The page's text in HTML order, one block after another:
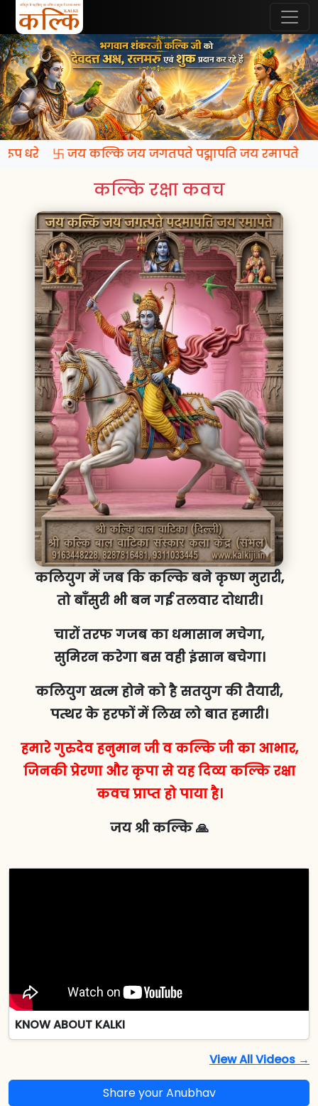
धरे 卐 जय कल्कि जय जगतपते पद्मापति जय रमापते
कल्कि रक्षा कवच
कलियुग में जब कि कल्कि बने कृष्ण मुरारी,
तो बाँसुरी भी बन गई तलवार दोधारी।
चारों तरफ गजब का धमासान मचेगा,
सुमिरन करेगा बस वही इंसान बचेगा।
कलियुग खत्म होने को है सतयुग की तैयारी,
पत्थर के हरफों में लिख लो बात हमारी।
हमारे गुरुदेव हनुमान जी व कल्कि जी का आभार,
जिनकी प्रेरणा और कृपा से यह दिव्य कल्कि रक्षा
कवच प्राप्त हो पाया है।
जय श्री कल्कि 🙏
KNOW ABOUT KALKI
View All Videos →
Share your Anubhav